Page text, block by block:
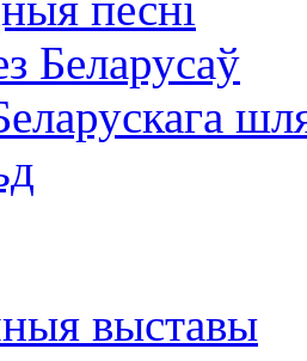
Беларусаў
выставы